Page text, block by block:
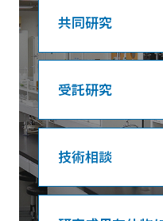
共同研究
受託研究
技術相談